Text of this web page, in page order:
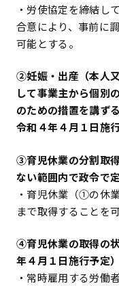
・労使協定を締結し
合意により、事前に
可能とする。
②妊娠・出産（本人
して事業主から個別
のための措置を講ず
令和４年４月１日施行
③育児休業の分割取得
ない範囲内で政令で
・育児休業（①の休
まで取得することを
④育児休業の取得の
年４月１日施行予定）
・常時雇用する労働